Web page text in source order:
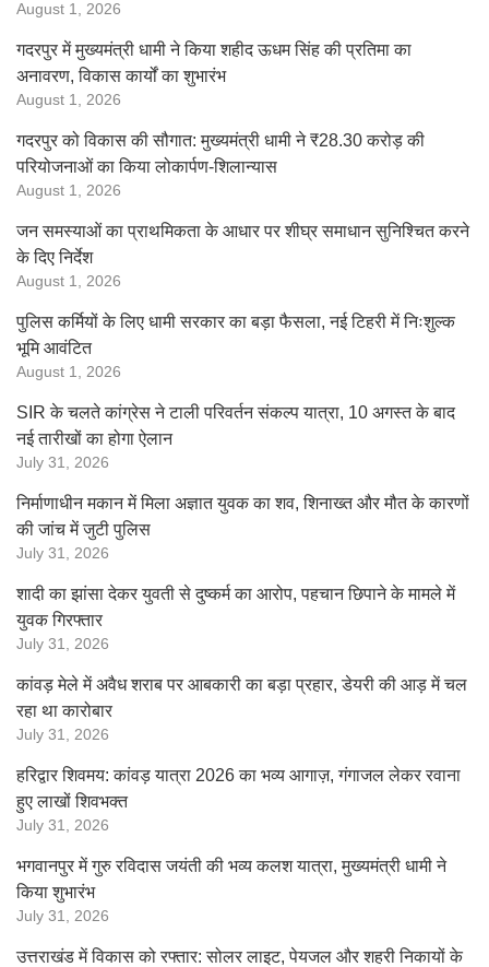
August 1, 2026
गदरपुर में मुख्यमंत्री धामी ने किया शहीद ऊधम सिंह की प्रतिमा का
अनावरण, विकास कार्यों का शुभारंभ
August 1, 2026
गदरपुर को विकास की सौगात: मुख्यमंत्री धामी ने ₹28.30 करोड़ की
परियोजनाओं का किया लोकार्पण-शिलान्यास
August 1, 2026
जन समस्याओं का प्राथमिकता के आधार पर शीघ्र समाधान सुनिश्चित करने
के दिए निर्देश
August 1, 2026
पुलिस कर्मियों के लिए धामी सरकार का बड़ा फैसला, नई टिहरी में निःशुल्क
भूमि आवंटित
August 1, 2026
SIR के चलते कांग्रेस ने टाली परिवर्तन संकल्प यात्रा, 10 अगस्त के बाद
नई तारीखों का होगा ऐलान
July 31, 2026
निर्माणाधीन मकान में मिला अज्ञात युवक का शव, शिनाख्त और मौत के कारणों
की जांच में जुटी पुलिस
July 31, 2026
शादी का झांसा देकर युवती से दुष्कर्म का आरोप, पहचान छिपाने के मामले में
युवक गिरफ्तार
July 31, 2026
कांवड़ मेले में अवैध शराब पर आबकारी का बड़ा प्रहार, डेयरी की आड़ में चल
रहा था कारोबार
July 31, 2026
हरिद्वार शिवमय: कांवड़ यात्रा 2026 का भव्य आगाज़, गंगाजल लेकर रवाना
हुए लाखों शिवभक्त
July 31, 2026
भगवानपुर में गुरु रविदास जयंती की भव्य कलश यात्रा, मुख्यमंत्री धामी ने
किया शुभारंभ
July 31, 2026
उत्तराखंड में विकास को रफ्तार: सोलर लाइट, पेयजल और शहरी निकायों के